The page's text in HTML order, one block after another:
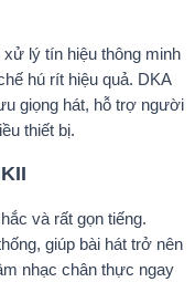
lý tín hiệu thông minh
hú rít hiệu quả. DKA
giọng hát, hỗ trợ người
thiết bị.
và rất gọn tiếng.
giúp bài hát trở nên
nhạc chân thực ngay